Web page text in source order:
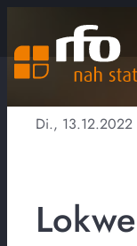
Di., 13.12.2022